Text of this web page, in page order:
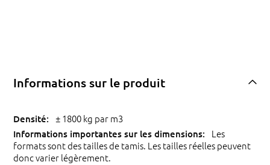
Informations sur le produit
± 1800 kg par m3
Les
formats sont des tailles de tamis. Les tailles réelles peuvent
donc varier légèrement.